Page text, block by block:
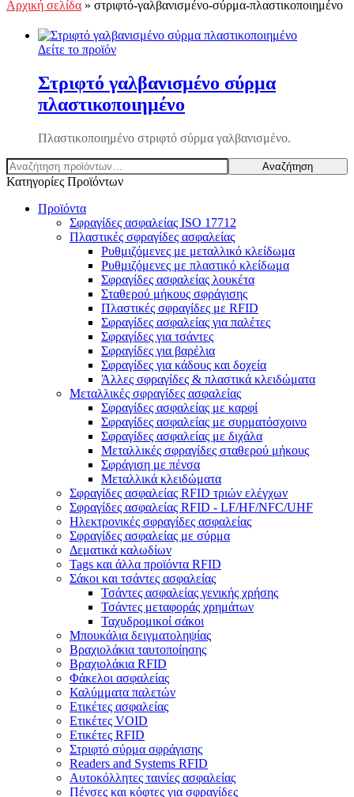
Αρχική σελίδα » στριφτό-γαλβανισμένο-σύρμα-πλαστικοποιημένο
Δείτε το προϊόν
Στριφτό γαλβανισμένο σύρμα
πλαστικοποιημένο
Πλαστικοποιημένο στριφτό σύρμα γαλβανισμένο.
Αναζήτηση
για:
Αναζήτηση
Κατηγορίες Προϊόντων
Προϊόντα
Σφραγίδες ασφαλείας ISO 17712
Πλαστικές σφραγίδες ασφαλείας
Ρυθμιζόμενες με μεταλλικό κλείδωμα
Ρυθμιζόμενες με πλαστικό κλείδωμα
Σφραγίδες ασφαλείας λουκέτα
Σταθερού μήκους σφράγισης
Πλαστικές σφραγίδες με RFID
Σφραγίδες ασφαλείας για παλέτες
Σφραγίδες για τσάντες
Σφραγίδες για βαρέλια
Σφραγίδες για κάδους και δοχεία
Άλλες σφραγίδες & πλαστικά κλειδώματα
Μεταλλικές σφραγίδες ασφαλείας
Σφραγίδες ασφαλείας με καρφί
Σφραγίδες ασφαλείας με συρματόσχοινο
Σφραγίδες ασφαλείας με διχάλα
Μεταλλικές σφραγίδες σταθερού μήκους
Σφράγιση με πένσα
Μεταλλικά κλειδώματα
Σφραγίδες ασφαλείας RFID τριών ελέγχων
Σφραγίδες ασφαλείας RFID - LF/HF/NFC/UHF
Ηλεκτρονικές σφραγίδες ασφαλείας
Σφραγίδες ασφαλείας με σύρμα
Δεματικά καλωδίων
Tags και άλλα προϊόντα RFID
Σάκοι και τσάντες ασφαλείας
Τσάντες ασφαλείας γενικής χρήσης
Τσάντες μεταφοράς χρημάτων
Ταχυδρομικοί σάκοι
Μπουκάλια δειγματοληψίας
Βραχιολάκια ταυτοποίησης
Βραχιολάκια RFID
Φάκελοι ασφαλείας
Καλύμματα παλετών
Ετικέτες ασφαλείας
Ετικέτες VOID
Ετικέτες RFID
Στριφτό σύρμα σφράγισης
Readers and Systems RFID
Αυτοκόλλητες ταινίες ασφαλείας
Πένσες και κόφτες για σφραγίδες